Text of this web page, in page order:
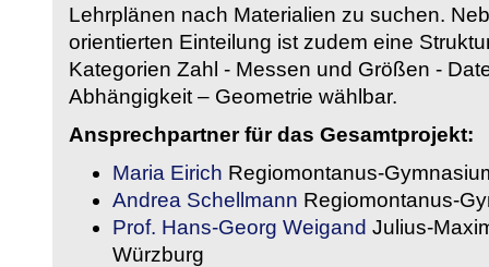
Lehrplänen nach Materialien zu suchen.
orientierten Einteilung ist zudem eine
Kategorien Zahl - Messen und Größen -
Abhängigkeit – Geometrie wählbar.
Ansprechpartner für das Gesamtprojekt:
Maria Eirich Regiomontanus-
Andrea Schellmann Regiomontanus-
Prof. Hans-Georg Weigand Julius-
Würzburg